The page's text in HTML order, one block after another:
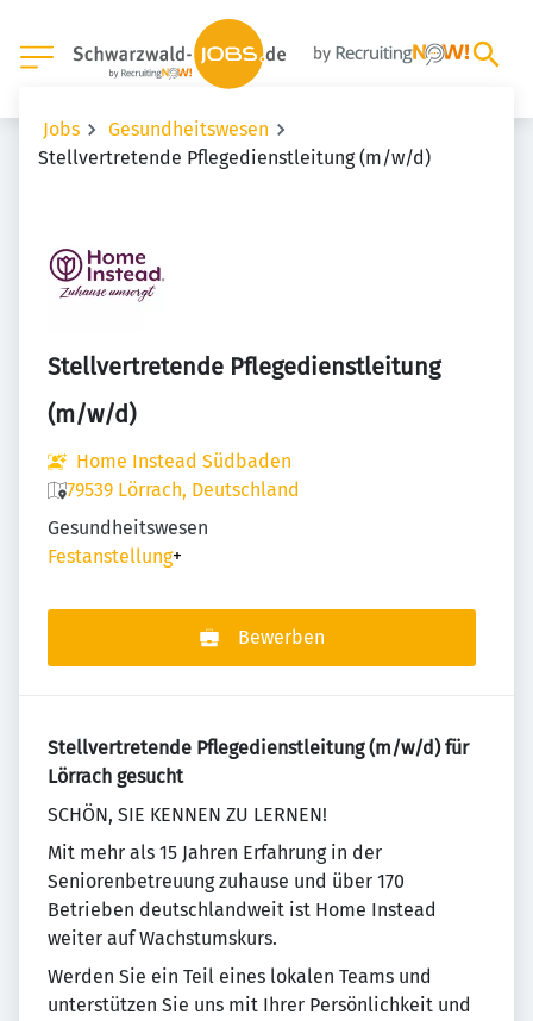
Jobs
Gesundheitswesen
Stellvertretende Pflegedienstleitung (m/w/d)
Stellvertretende Pflegedienstleitung
(m/w/d)
Home Instead Südbaden
79539 Lörrach, Deutschland
Gesundheitswesen
Festanstellung+
Bewerben
Stellvertretende Pflegedienstleitung (m/w/d) für
Lörrach gesucht
SCHÖN, SIE KENNEN ZU LERNEN!
Mit mehr als 15 Jahren Erfahrung in der
Seniorenbetreuung zuhause und über 170
Betrieben deutschlandweit ist Home Instead
weiter auf Wachstumskurs.
Werden Sie ein Teil eines lokalen Teams und
unterstützen Sie uns mit Ihrer Persönlichkeit und